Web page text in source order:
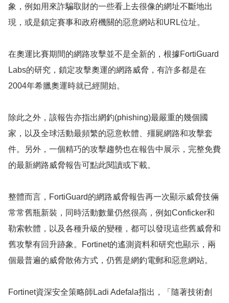
象，例如用來詐騙取財的一些看上去很像的網址不斷地出
現，或是鎖定賽事和政府機關的惡意網站和URL位址。
在奧運比賽期間的網路攻擊並不是全新的，根據FortiGuard
Labs的研究，鎖定攻擊奧運的網路威脅，有許多都是在
2004年希臘奧運時就已經開始。
除此之外，該報告亦指出網釣(phishing)最嚴重的幾個國
家，以及全球活動最頻繁的惡意軟體、殭屍網路和攻擊套
件。另外，一個精巧的攻擊趨勢也在報告中展示，完整免費
的最新網路威脅報告可點此閱讀或下載。
整體而言，FortiGuard的網路威脅報告再一次顯示威脅技倆
常常舊瓶新裝，同時活動數量仍然很高，例如Conficker和
勒索軟體，以及各種升級的變種，都可以發現這些舊威脅和
舊攻擊有回升跡象。Fortinet的遙測資料和研究也顯示，兩
個最普遍的威脅散佈方式，仍舊是網釣電郵和惡意網站。
Fortinet資深安全策略師Ladi Adefala指出，「隨著技術創